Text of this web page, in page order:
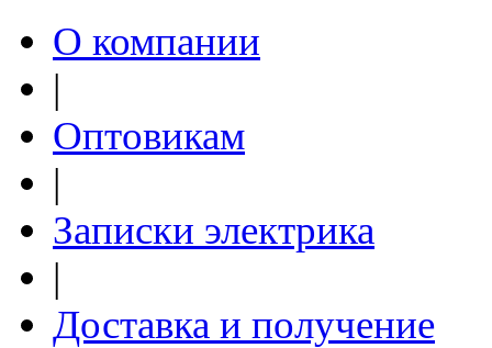
О компании
|
Оптовикам
|
Записки электрика
|
Доставка и получение